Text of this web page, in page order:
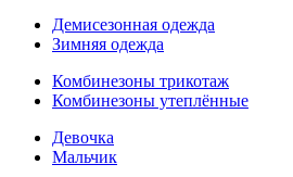
Демисезонная одежда
Зимняя одежда
Комбинезоны трикотаж
Комбинезоны утеплённые
Девочка
Мальчик